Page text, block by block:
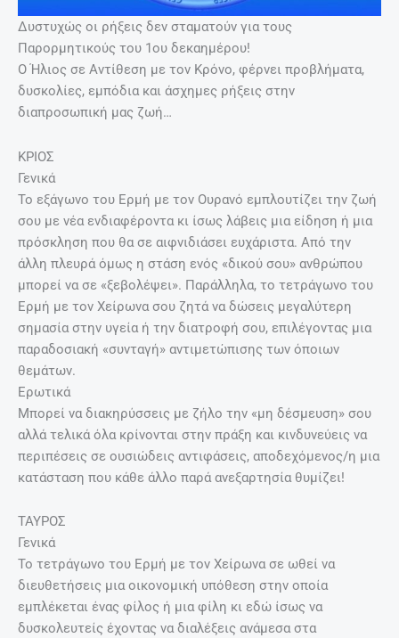
Δυστυχώς οι ρήξεις δεν σταματούν για τους
Παρορμητικούς του 1ου δεκαημέρου!
Ο Ήλιος σε Αντίθεση με τον Κρόνο, φέρνει προβλήματα,
δυσκολίες, εμπόδια και άσχημες ρήξεις στην
διαπροσωπική μας ζωή…
ΚΡΙΟΣ
Γενικά
Το εξάγωνο του Ερμή με τον Ουρανό εμπλουτίζει την ζωή
σου με νέα ενδιαφέροντα κι ίσως λάβεις μια είδηση ή μια
πρόσκληση που θα σε αιφνιδιάσει ευχάριστα. Από την
άλλη πλευρά όμως η στάση ενός «δικού σου» ανθρώπου
μπορεί να σε «ξεβολέψει». Παράλληλα, το τετράγωνο του
Ερμή με τον Χείρωνα σου ζητά να δώσεις μεγαλύτερη
σημασία στην υγεία ή την διατροφή σου, επιλέγοντας μια
παραδοσιακή «συνταγή» αντιμετώπισης των όποιων
θεμάτων.
Ερωτικά
Μπορεί να διακηρύσσεις με ζήλο την «μη δέσμευση» σου
αλλά τελικά όλα κρίνονται στην πράξη και κινδυνεύεις να
περιπέσεις σε ουσιώδεις αντιφάσεις, αποδεχόμενος/η μια
κατάσταση που κάθε άλλο παρά ανεξαρτησία θυμίζει!
ΤΑΥΡΟΣ
Γενικά
Το τετράγωνο του Ερμή με τον Χείρωνα σε ωθεί να
διευθετήσεις μια οικονομική υπόθεση στην οποία
εμπλέκεται ένας φίλος ή μια φίλη κι εδώ ίσως να
δυσκολευτείς έχοντας να διαλέξεις ανάμεσα στα